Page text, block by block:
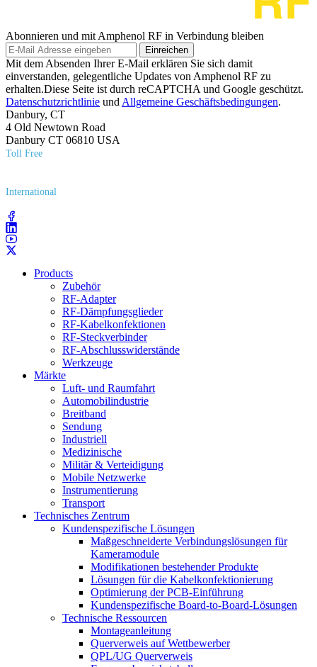
Abonnieren und mit Amphenol RF in Verbindung bleiben
Einreichen
Mit dem Absenden Ihrer E-Mail erklären Sie sich damit
einverstanden, gelegentliche Updates von Amphenol RF zu
erhalten.Diese Seite ist durch reCAPTCHA und Google geschützt.
Datenschutzrichtlinie und Allgemeine Geschäftsbedingungen.
Danbury, CT
4 Old Newtown Road
Danbury CT 06810 USA
Toll Free
International
Products
Zubehör
RF-Adapter
RF-Dämpfungsglieder
RF-Kabelkonfektionen
RF-Steckverbinder
RF-Abschlusswiderstände
Werkzeuge
Märkte
Luft- und Raumfahrt
Automobilindustrie
Breitband
Sendung
Industriell
Medizinische
Militär & Verteidigung
Mobile Netzwerke
Instrumentierung
Transport
Technisches Zentrum
Kundenspezifische Lösungen
Maßgeschneiderte Verbindungslösungen für
Kameramodule
Modifikationen bestehender Produkte
Lösungen für die Kabelkonfektionierung
Optimierung der PCB-Einführung
Kundenspezifische Board-to-Board-Lösungen
Technische Ressourcen
Montageanleitung
Querverweis auf Wettbewerber
QPL/UG Querverweis